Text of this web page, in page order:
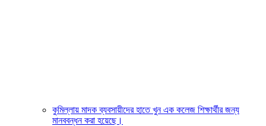
কুমিল্লায় মাদক ব্যবসায়ীদের হাতে খুন এক কলেজ শিক্ষার্থীর জন্য
মানববন্ধন করা হয়েছে।